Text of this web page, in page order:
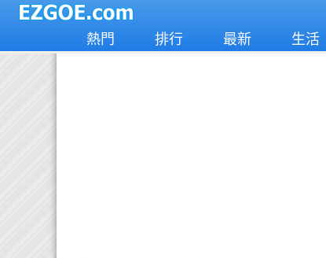
熱門 排行 最新 生活